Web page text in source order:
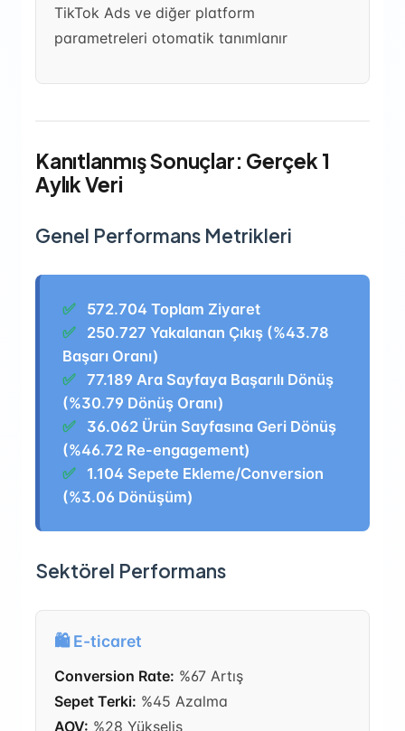
TikTok Ads ve diğer platform
parametreleri otomatik tanımlanır
Kanıtlanmış Sonuçlar: Gerçek 1
Aylık Veri
Genel Performans Metrikleri
✅
572.704 Toplam Ziyaret
✅
250.727 Yakalanan Çıkış (%43.78
Başarı Oranı)
✅
77.189 Ara Sayfaya Başarılı Dönüş
(%30.79 Dönüş Oranı)
✅
36.062 Ürün Sayfasına Geri Dönüş
(%46.72 Re-engagement)
✅
1.104 Sepete Ekleme/Conversion
(%3.06 Dönüşüm)
Sektörel Performans
🛍️ E-ticaret
Conversion Rate: %67 Artış
Sepet Terki: %45 Azalma
AOV: %28 Yükseliş